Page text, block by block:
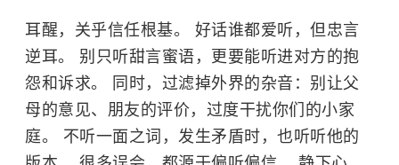
耳醒，关乎信任根基。 好话谁都爱听，但忠言
逆耳。 别只听甜言蜜语，更要能听进对方的抱
怨和诉求。 同时，过滤掉外界的杂音：别让父
母的意见、朋友的评价，过度干扰你们的小家
庭。 不听一面之词，发生矛盾时，也听听他的